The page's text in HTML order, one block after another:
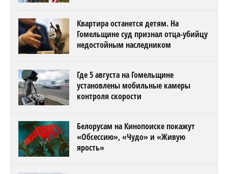
Квартира останется детям. На
Гомельщине суд признал отца-убийцу
недостойным наследником
Где 5 августа на Гомельщине
установлены мобильные камеры
контроля скорости
Белорусам на Кинопоиске покажут
«Обсессию», «Чудо» и «Живую
ярость»